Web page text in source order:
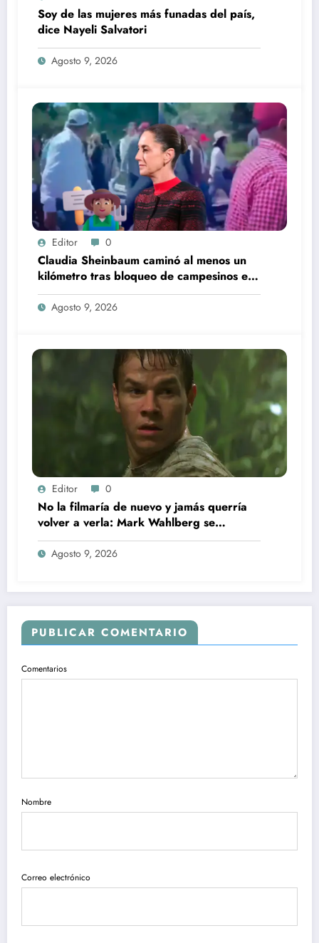
Soy de las mujeres más funadas del país,
dice Nayeli Salvatori
Agosto 9, 2026
Editor 0
Claudia Sheinbaum caminó al menos un
kilómetro tras bloqueo de campesinos en
Puebla
Agosto 9, 2026
Editor 0
No la filmaría de nuevo y jamás querría
volver a verla: Mark Wahlberg se
arrepiente de este blockbuster de ciencia
ficción desde hace 25 años
Agosto 9, 2026
PUBLICAR COMENTARIO
Comentarios
Nombre
Correo electrónico